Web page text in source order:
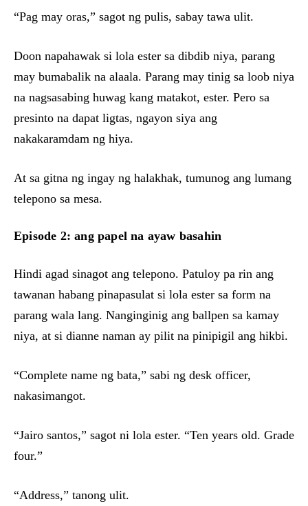
“Pag may oras,” sagot ng pulis, sabay tawa ulit.
Doon napahawak si lola ester sa dibdib niya, parang
may bumabalik na alaala. Parang may tinig sa loob niya
na nagsasabing huwag kang matakot, ester. Pero sa
presinto na dapat ligtas, ngayon siya ang
nakakaramdam ng hiya.
At sa gitna ng ingay ng halakhak, tumunog ang lumang
telepono sa mesa.
Episode 2: ang papel na ayaw basahin
Hindi agad sinagot ang telepono. Patuloy pa rin ang
tawanan habang pinapasulat si lola ester sa form na
parang wala lang. Nanginginig ang ballpen sa kamay
niya, at si dianne naman ay pilit na pinipigil ang hikbi.
“Complete name ng bata,” sabi ng desk officer,
nakasimangot.
“Jairo santos,” sagot ni lola ester. “Ten years old. Grade
four.”
“Address,” tanong ulit.